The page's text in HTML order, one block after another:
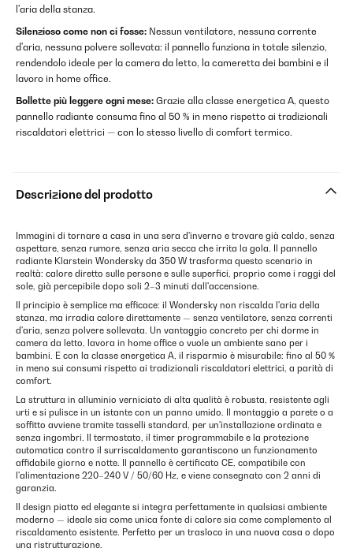
l'aria della stanza.
Silenzioso come non ci fosse: Nessun ventilatore, nessuna corrente
d'aria, nessuna polvere sollevata: il pannello funziona in totale silenzio,
rendendolo ideale per la camera da letto, la cameretta dei bambini e il
lavoro in home office.
Bollette più leggere ogni mese: Grazie alla classe energetica A, questo
pannello radiante consuma fino al 50 % in meno rispetto ai tradizionali
riscaldatori elettrici — con lo stesso livello di comfort termico.
Descrizione del prodotto
Immagini di tornare a casa in una sera d'inverno e trovare già caldo, senza
aspettare, senza rumore, senza aria secca che irrita la gola. Il pannello
radiante Klarstein Wondersky da 350 W trasforma questo scenario in
realtà: calore diretto sulle persone e sulle superfici, proprio come i raggi del
sole, già percepibile dopo soli 2–3 minuti dall'accensione.
Il principio è semplice ma efficace: il Wondersky non riscalda l'aria della
stanza, ma irradia calore direttamente — senza ventilatore, senza correnti
d'aria, senza polvere sollevata. Un vantaggio concreto per chi dorme in
camera da letto, lavora in home office o vuole un ambiente sano per i
bambini. E con la classe energetica A, il risparmio è misurabile: fino al 50 %
in meno sui consumi rispetto ai tradizionali riscaldatori elettrici, a parità di
comfort.
La struttura in alluminio verniciato di alta qualità è robusta, resistente agli
urti e si pulisce in un istante con un panno umido. Il montaggio a parete o a
soffitto avviene tramite tasselli standard, per un'installazione ordinata e
senza ingombri. Il termostato, il timer programmabile e la protezione
automatica contro il surriscaldamento garantiscono un funzionamento
affidabile giorno e notte. Il pannello è certificato CE, compatibile con
l'alimentazione 220–240 V / 50/60 Hz, e viene consegnato con 2 anni di
garanzia.
Il design piatto ed elegante si integra perfettamente in qualsiasi ambiente
moderno — ideale sia come unica fonte di calore sia come complemento al
riscaldamento esistente. Perfetto per un trasloco in una nuova casa o dopo
una ristrutturazione.